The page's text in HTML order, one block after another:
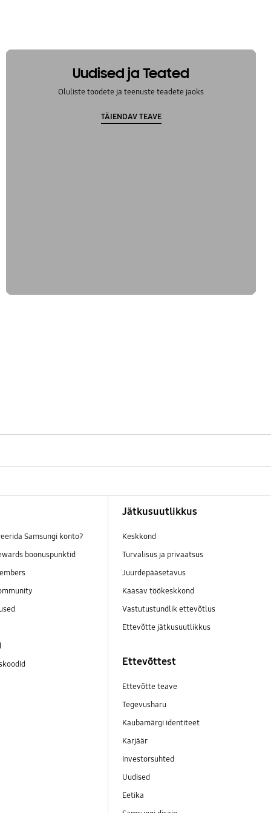
Uudised ja Teated
Oluliste toodete ja teenuste teadete jaoks
TÄIENDAV TEAVE
Samsungi konto?
boonuspunktid
Jätkusuutlikkus
Keskkond
Turvalisus ja privaatsus
Juurdepääsetavus
Kaasav töökeskkond
Vastutustundlik ettevõtlus
Ettevõtte jätkusuutlikkus
Ettevõttest
Ettevõtte teave
Tegevusharu
Kaubamärgi identiteet
Karjäär
Investorsuhted
Uudised
Eetika